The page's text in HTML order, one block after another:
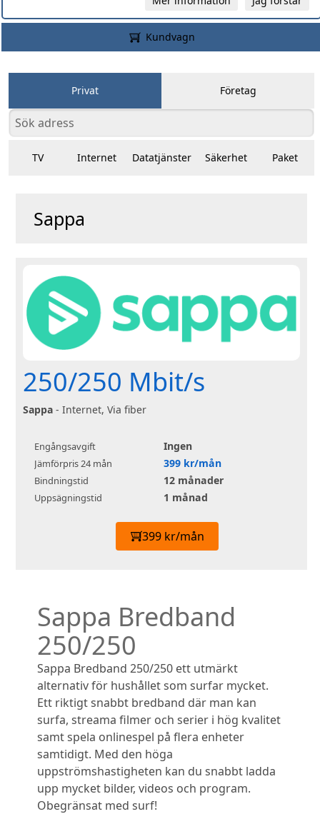
Kundvagn
Privat Företag
TV Internet Datatjänster Säkerhet Paket
Sappa
250/250 Mbit/s
Sappa - Internet, Via fiber
Engångsavgift Ingen
Jämförpris 24 mån 399 kr/mån
Bindningstid 12 månader
Uppsägningstid 1 månad
399 kr/mån
Sappa Bredband
250/250
Sappa Bredband 250/250 ett utmärkt
alternativ för hushållet som surfar mycket.
Ett riktigt snabbt bredband där man kan
surfa, streama filmer och serier i hög kvalitet
samt spela onlinespel på flera enheter
samtidigt. Med den höga
uppströmshastigheten kan du snabbt ladda
upp mycket bilder, videos och program.
Obegränsat med surf!